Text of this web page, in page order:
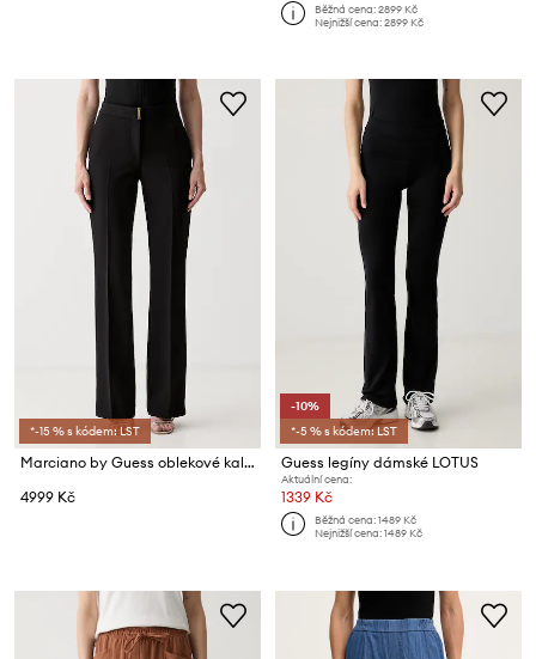
Běžná cena:2899 Kč
Nejnižší cena:2899 Kč
*-15 % s kódem: LST
Marciano by Guess oblekové kalhoty dámské JASMINE
4999 Kč
-10%
*-5 % s kódem: LST
Guess legíny dámské LOTUS
Aktuální cena:
1339 Kč
Běžná cena:1489 Kč
Nejnižší cena:1489 Kč